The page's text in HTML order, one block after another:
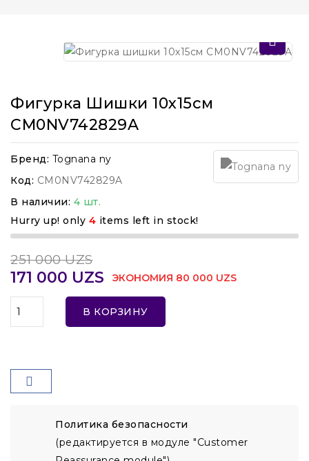
Фигурка Шишки 10х15см
CM0NV742829A
Бренд: Tognana ny
Код: CM0NV742829A
В наличии: 4 шт.
Hurry up! only 4 items left in stock!
251 000 UZS
171 000 UZS ЭКОНОМИЯ 80 000 UZS
В КОРЗИНУ
Политика безопасности
(редактируется в модуле "Customer